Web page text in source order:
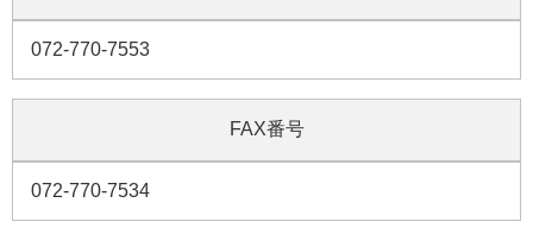
072-770-7553
FAX番号
072-770-7534